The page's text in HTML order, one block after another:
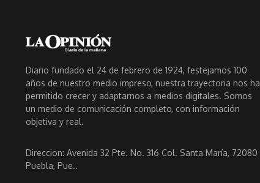
Diario fundado el 24 de febrero de 1924, festejamos 100
años de nuestro medio impreso, nuestra trayectoria nos ha
permitido crecer y adaptarnos a medios digitales. Somos
un medio de comunicación completo, con información
objetiva y real.
Direccion: Avenida 32 Pte. No. 316 Col. Santa María, 72080
Puebla, Pue..